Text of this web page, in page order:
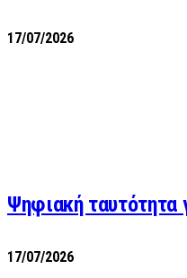
17/07/2026
Ψηφιακή ταυτότητα
17/07/2026